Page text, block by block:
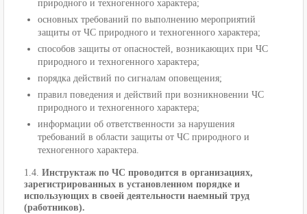
природного и техногенного характера;
основных требований по выполнению мероприятий
защиты от ЧС природного и техногенного характера;
способов защиты от опасностей, возникающих при ЧС
природного и техногенного характера;
порядка действий по сигналам оповещения;
правил поведения и действий при возникновении ЧС
природного и техногенного характера;
информации об ответственности за нарушения
требований в области защиты от ЧС природного и
техногенного характера.
1.4. Инструктаж по ЧС проводится в организациях,
зарегистрированных в установленном порядке и
использующих в своей деятельности наемный труд
(работников).